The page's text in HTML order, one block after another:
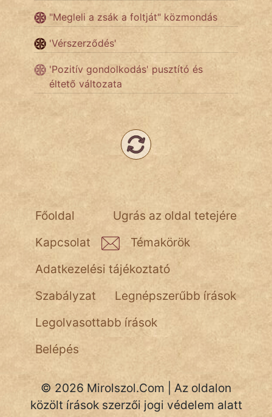
Jób Gedeon
Láron Ádám
mikkamakka
vörös ördög
pszichopati
szegény legény
szemfüles
"Megleli a zsák a foltját" közmondás
'Vérszerződés'
'Pozitív gondolkodás' pusztító és
éltető változata
Ugrás az oldal tetejére
Főoldal
Kapcsolat
Témakörök
Adatkezelési tájékoztató
Szabályzat
Legnépszerűbb írások
Legolvasottabb írások
Belépés
© 2026 Mirolszol.Com | Az oldalon
közölt írások szerzői jogi védelem alatt